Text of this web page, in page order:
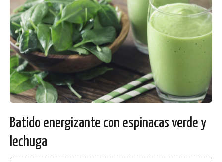
Batido energizante con espinacas verde y
lechuga